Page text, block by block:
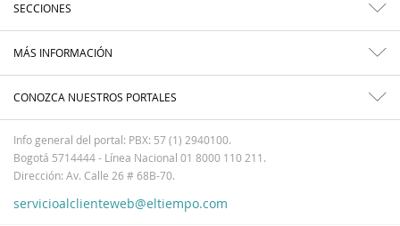
SECCIONES
MÁS INFORMACIÓN
CONOZCA NUESTROS PORTALES
Info general del portal: PBX: 57 (1) 2940100.
Bogotá 5714444 - Línea Nacional 01 8000 110 211.
Dirección: Av. Calle 26 # 68B-70.
servicioalclienteweb@eltiempo.com